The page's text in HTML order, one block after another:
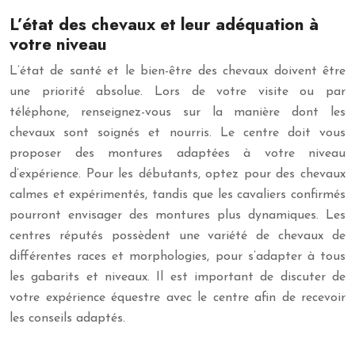
L’état des chevaux et leur adéquation à
votre niveau
L’état de santé et le bien-être des chevaux doivent être
une priorité absolue. Lors de votre visite ou par
téléphone, renseignez-vous sur la manière dont les
chevaux sont soignés et nourris. Le centre doit vous
proposer des montures adaptées à votre niveau
d’expérience. Pour les débutants, optez pour des chevaux
calmes et expérimentés, tandis que les cavaliers confirmés
pourront envisager des montures plus dynamiques. Les
centres réputés possèdent une variété de chevaux de
différentes races et morphologies, pour s’adapter à tous
les gabarits et niveaux. Il est important de discuter de
votre expérience équestre avec le centre afin de recevoir
les conseils adaptés.